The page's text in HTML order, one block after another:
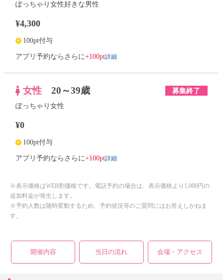
ぽっちゃり女性好きな男性
¥4,300
100pt付与
アプリ予約ならさらに+100pt詳細
女性 20～39歳 募集終了
ぽっちゃり女性
¥0
100pt付与
アプリ予約ならさらに+100pt詳細
※表示価格はWEB割価格です。電話予約の場合は、表示価格より1,000円の
追加料金が発生します。
※予約人数は随時変動するため、予約状況等のご質問にはお答えしかねま
す。
開催内容 当日の流れ 会場・アクセス